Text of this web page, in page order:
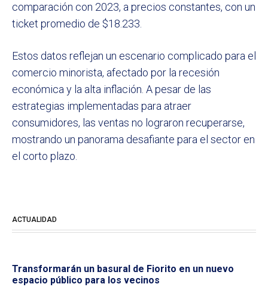
comparación con 2023, a precios constantes, con un
ticket promedio de $18.233.
Estos datos reflejan un escenario complicado para el
comercio minorista, afectado por la recesión
económica y la alta inflación. A pesar de las
estrategias implementadas para atraer
consumidores, las ventas no lograron recuperarse,
mostrando un panorama desafiante para el sector en
el corto plazo.
ACTUALIDAD
Transformarán un basural de Fiorito en un nuevo
espacio público para los vecinos